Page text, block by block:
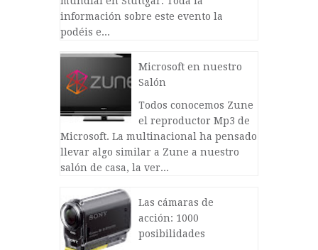
información sobre este evento la
podéis e...
Microsoft en nuestro
Salón
Todos conocemos Zune
el reproductor Mp3 de
Microsoft. La multinacional ha pensado
llevar algo similar a Zune a nuestro
salón de casa, la ver...
Las cámaras de
acción: 1000
posibilidades